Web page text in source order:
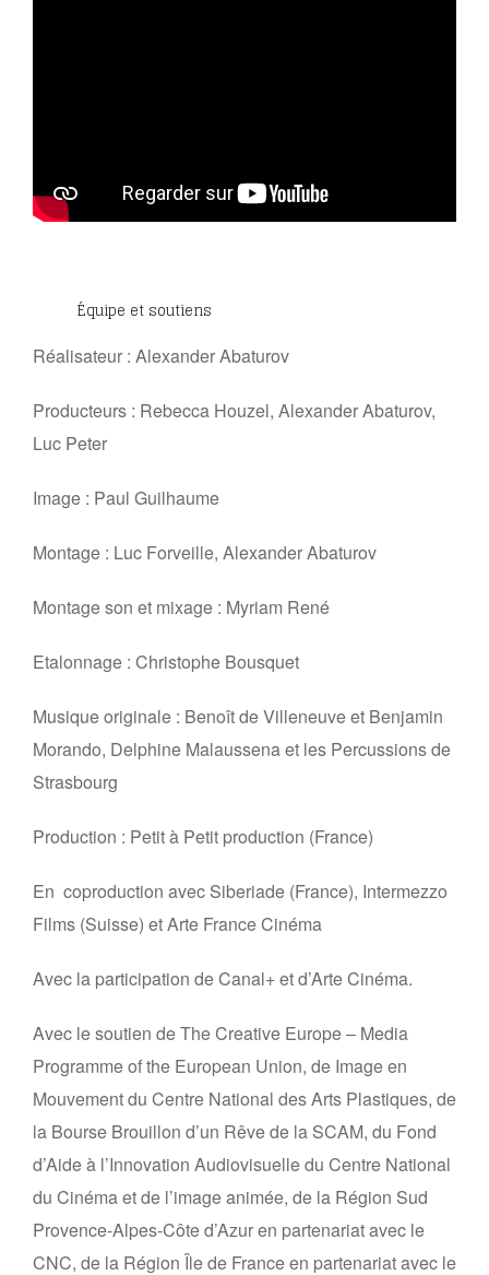
Équipe et soutiens
Réalisateur : Alexander Abaturov
Producteurs : Rebecca Houzel, Alexander Abaturov,
Luc Peter
Image : Paul Guilhaume
Montage : Luc Forveille, Alexander Abaturov
Montage son et mixage : Myriam René
Etalonnage : Christophe Bousquet
Musique originale : Benoît de Villeneuve et Benjamin
Morando, Delphine Malaussena et les Percussions de
Strasbourg
Production : Petit à Petit production (France)
En coproduction avec Siberiade (France), Intermezzo
Films (Suisse) et Arte France Cinéma
Avec la participation de Canal+ et d’Arte Cinéma.
Avec le soutien de The Creative Europe – Media
Programme of the European Union, de Image en
Mouvement du Centre National des Arts Plastiques, de
la Bourse Brouillon d’un Rêve de la SCAM, du Fond
d’Aide à l’Innovation Audiovisuelle du Centre National
du Cinéma et de l’image animée, de la Région Sud
Provence-Alpes-Côte d’Azur en partenariat avec le
CNC, de la Région Île de France en partenariat avec le